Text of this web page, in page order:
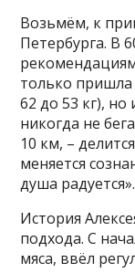
Возьмём, к
Петербурга. В
только пришла
62 до 53 кг), но
никогда не
10 км, –
меняется
душа радуется».
История
подхода. С
мяса, ввёл